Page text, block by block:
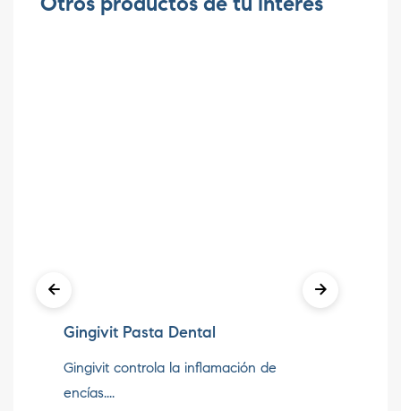
Gingivit Pasta Dental
Gingivit controla la inflamación de
encías....